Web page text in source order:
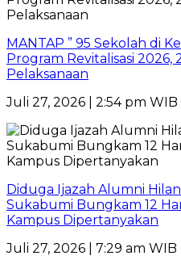
MANTAP ” 95 Sekolah di
Program Revitalisasi 2026,
Pelaksanaan
Juli 27, 2026 | 2:54 pm WIB
Diduga Ijazah Alumni
Sukabumi Bungkam 12
Kampus Dipertanyakan
Juli 27, 2026 | 7:29 am WIB